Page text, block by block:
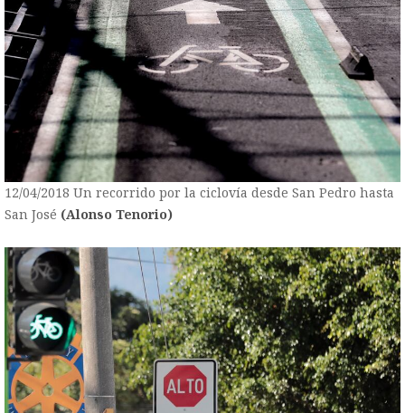
12/04/2018 Un recorrido por la ciclovía desde San Pedro hasta
San José (Alonso Tenorio)